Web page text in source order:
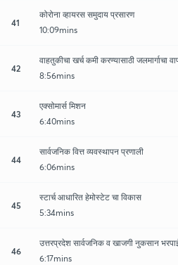
41
कोरोना व्हायरस समुदाय प्रसारण
10:09mins
42
वाहतुकीचा खर्च कमी करण्यासाठी जलमार्गाचा
8:56mins
43
एक्सोमार्स मिशन
6:40mins
44
सार्वजनिक वित्त व्यवस्थापन प्रणाली
6:06mins
45
स्टार्च आधारित हेमोस्टेट चा विकास
5:34mins
46
उत्तरप्रदेश सार्वजनिक व खाजगी नुकसान
6:17mins